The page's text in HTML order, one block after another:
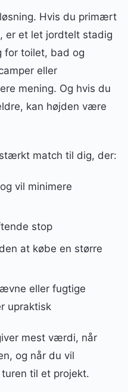
Hvis du primært
er et let jordtelt stadig
for toilet, bad og
eller
mening. Og hvis du
kan højden være
match til dig, der:
vil minimere
stop
at købe en større
eller fugtige
upraktisk
mest værdi, når
og når du vil
til et projekt.